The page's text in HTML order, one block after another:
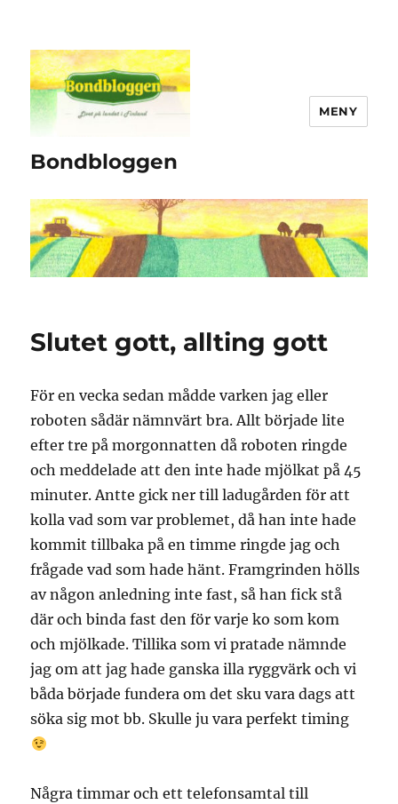
Bondbloggen
MENY
Slutet gott, allting gott
För en vecka sedan mådde varken jag eller
roboten sådär nämnvärt bra. Allt började lite
efter tre på morgonnatten då roboten ringde
och meddelade att den inte hade mjölkat på 45
minuter. Antte gick ner till ladugården för att
kolla vad som var problemet, då han inte hade
kommit tillbaka på en timme ringde jag och
frågade vad som hade hänt. Framgrinden hölls
av någon anledning inte fast, så han fick stå
där och binda fast den för varje ko som kom
och mjölkade. Tillika som vi pratade nämnde
jag om att jag hade ganska illa ryggvärk och vi
båda började fundera om det sku vara dags att
söka sig mot bb. Skulle ju vara perfekt timing
Några timmar och ett telefonsamtal till